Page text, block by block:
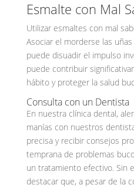
Esmalte con Mal
Utilizar esmaltes con mal
Asociar el morderse las
puede disuadir el impulso
puede contribuir
hábito y proteger la salud
Consulta con un Dentista
En nuestra clínica dental,
manías con nuestros
precisa y recibir consejos
temprana de problemas
un tratamiento efectivo. Sin
destacar que, a pesar de la